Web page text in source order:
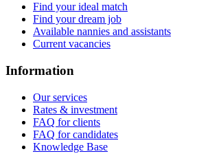
Find your ideal match
Find your dream job
Available nannies and assistants
Current vacancies
Information
Our services
Rates & investment
FAQ for clients
FAQ for candidates
Knowledge Base